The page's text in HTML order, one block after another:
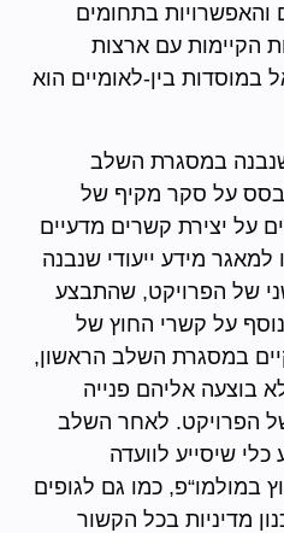
והאפשרויות בתחומים
הקיימות עם ארצות
במוסדות בין-לאומיים הוא
במסגרת השלב
על סקר מקיף של
על יצירת קשרים מדעיים
למאגר מידע ייעודי שנבנה
של הפרויקט, שהתבצע
מידע נוסף על קשרי החוץ של
במסגרת השלב הראשון,
בוצעה אליהם פנייה
הפרויקט. לאחר השלב
שיסייע לוועדה
במולמו“פ, כמו גם לגופים
מדיניות בכל הקשור